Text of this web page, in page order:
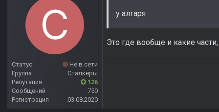
Статус
Не в сети
Группа
Сталкеры
Репутация
126
Сообщений
750
Регистрация
03.08.2020
у алтаря
Это где вообще и какие